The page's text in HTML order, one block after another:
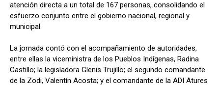
atención directa a un total de 167 personas, consolidando el
esfuerzo conjunto entre el gobierno nacional, regional y
municipal.
​La jornada contó con el acompañamiento de autoridades,
entre ellas la viceministra de los Pueblos Indígenas, Radina
Castillo; la legisladora Glenis Trujillo; el segundo comandante
de la Zodi, Valentín Acosta; y el comandante de la ADI Atures